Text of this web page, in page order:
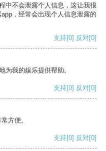
中不会泄露个人信息，这让我很
，经常会出现个人信息泄露的
支持[0] 反对[0]
为我的娱乐提供帮助。
支持[0] 反对[0]
方便。
支持[0] 反对[0]